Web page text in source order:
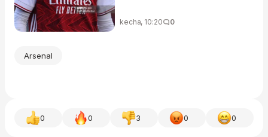
kecha, 10:20 0
Arsenal
0 0 3 0 0